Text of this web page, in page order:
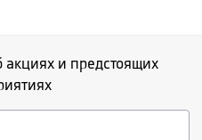
и предстоящих